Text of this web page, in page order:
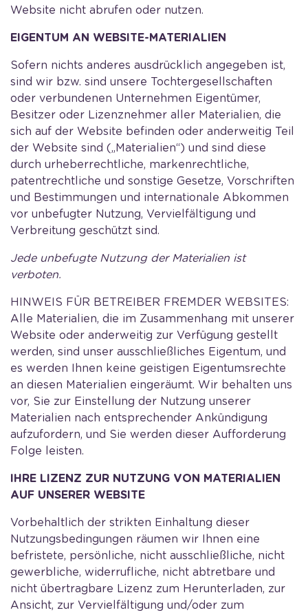
Website nicht abrufen oder nutzen.
EIGENTUM AN WEBSITE-MATERIALIEN
Sofern nichts anderes ausdrücklich angegeben ist,
sind wir bzw. sind unsere Tochtergesellschaften
oder verbundenen Unternehmen Eigentümer,
Besitzer oder Lizenznehmer aller Materialien, die
sich auf der Website befinden oder anderweitig Teil
der Website sind („Materialien“) und sind diese
durch urheberrechtliche, markenrechtliche,
patentrechtliche und sonstige Gesetze, Vorschriften
und Bestimmungen und internationale Abkommen
vor unbefugter Nutzung, Vervielfältigung und
Verbreitung geschützt sind.
Jede unbefugte Nutzung der Materialien ist
verboten.
HINWEIS FÜR BETREIBER FREMDER WEBSITES:
Alle Materialien, die im Zusammenhang mit unserer
Website oder anderweitig zur Verfügung gestellt
werden, sind unser ausschließliches Eigentum, und
es werden Ihnen keine geistigen Eigentumsrechte
an diesen Materialien eingeräumt. Wir behalten uns
vor, Sie zur Einstellung der Nutzung unserer
Materialien nach entsprechender Ankündigung
aufzufordern, und Sie werden dieser Aufforderung
Folge leisten.
IHRE LIZENZ ZUR NUTZUNG VON MATERIALIEN
AUF UNSERER WEBSITE
Vorbehaltlich der strikten Einhaltung dieser
Nutzungsbedingungen räumen wir Ihnen eine
befristete, persönliche, nicht ausschließliche, nicht
gewerbliche, widerrufliche, nicht abtretbare und
nicht übertragbare Lizenz zum Herunterladen, zur
Ansicht, zur Vervielfältigung und/oder zum